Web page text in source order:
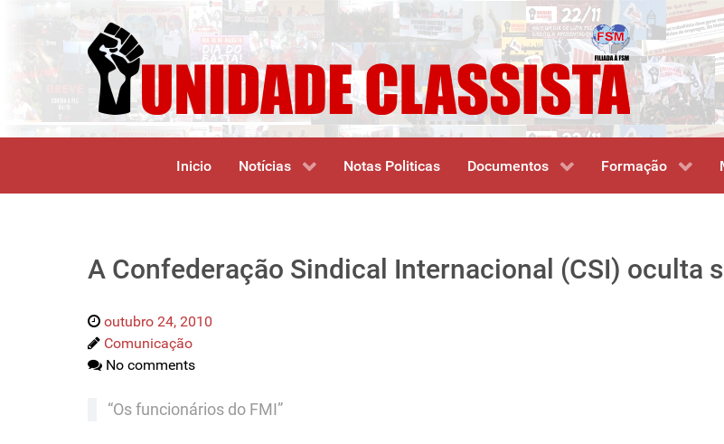
Inicio Notícias Notas Politicas Documentos Formação
A Confederação Sindical Internacional (CSI) oculta
outubro 24, 2010
Comunicação
No comments
“Os funcionários do FMI”